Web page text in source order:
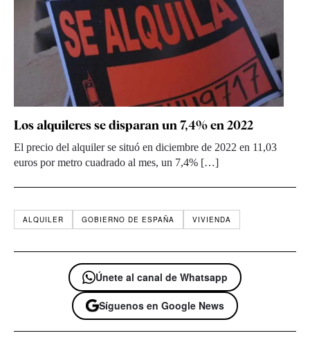
Los alquileres se disparan un 7,4% en 2022
El precio del alquiler se situó en diciembre de 2022 en 11,03
euros por metro cuadrado al mes, un 7,4% […]
ALQUILER GOBIERNO DE ESPAÑA VIVIENDA
Únete al canal de Whatsapp
Síguenos en Google News